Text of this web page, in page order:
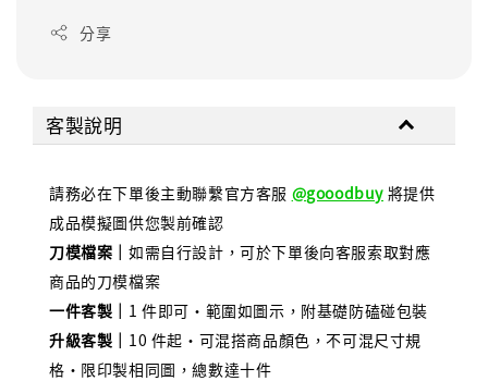
分享
客製說明
請務必在下單後主動聯繫官方客服 @gooodbuy 將提供
成品模擬圖供您製前確認
刀模檔案｜ 如需自行設計，可於下單後向客服索取對應
商品的刀模檔案
一件客製｜ 1 件即可・範圍如圖示，附基礎防磕碰包裝
升級客製｜ 10 件起・可混搭商品顏色，不可混尺寸規
格・限印製相同圖，總數達十件